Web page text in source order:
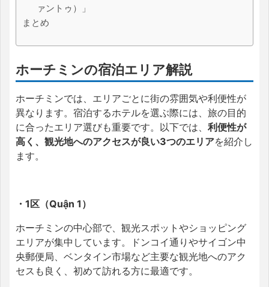
ァントゥ）」
まとめ
ホーチミンの宿泊エリア解説
ホーチミンでは、エリアごとに街の雰囲気や利便性が
異なります。宿泊するホテルを選ぶ際には、旅の目的
に合ったエリア選びも重要です。以下では、 利便性が
高く、観光地へのアクセスが良い3つのエリアを紹介し
ます。
・1区（Quận 1）
ホーチミンの中心部で、観光スポットやショッピング
エリアが集中しています。ドンコイ通りやサイゴン中
央郵便局、ベンタイン市場など主要な観光地へのアク
セスも良く、初めて訪れる方に最適です。